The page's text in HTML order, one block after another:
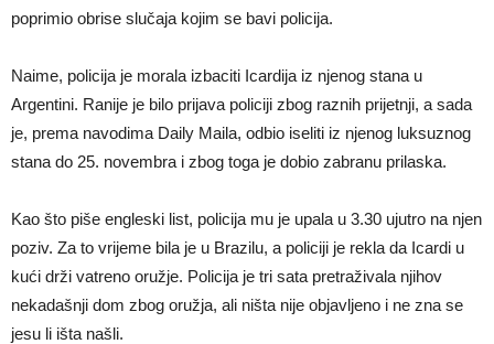
Zašto je nepoznati italijanski petoligaš dobio nevjerovatan stadion
poprimio obrise slučaja kojim se bavi policija.
Naime, policija je morala izbaciti Icardija iz njenog stana u
Argentini. Ranije je bilo prijava policiji zbog raznih prijetnji, a sada
je, prema navodima Daily Maila, odbio iseliti iz njenog luksuznog
stana do 25. novembra i zbog toga je dobio zabranu prilaska.
Kao što piše engleski list, policija mu je upala u 3.30 ujutro na njen
poziv. Za to vrijeme bila je u Brazilu, a policiji je rekla da Icardi u
kući drži vatreno oružje. Policija je tri sata pretraživala njihov
nekadašnji dom zbog oružja, ali ništa nije objavljeno i ne zna se
jesu li išta našli.